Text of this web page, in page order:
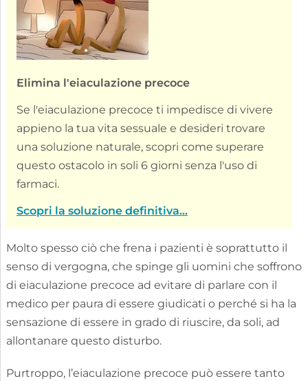
Elimina l'eiaculazione precoce
Se l'eiaculazione precoce ti impedisce di vivere
appieno la tua vita sessuale e desideri trovare
una soluzione naturale, scopri come superare
questo ostacolo in soli 6 giorni senza l'uso di
farmaci.
Scopri la soluzione definitiva...
Molto spesso ciò che frena i pazienti è soprattutto il
senso di vergogna, che spinge gli uomini che soffrono
di eiaculazione precoce ad evitare di parlare con il
medico per paura di essere giudicati o perché si ha la
sensazione di essere in grado di riuscire, da soli, ad
allontanare questo disturbo.
Purtroppo, l’eiaculazione precoce può essere tanto